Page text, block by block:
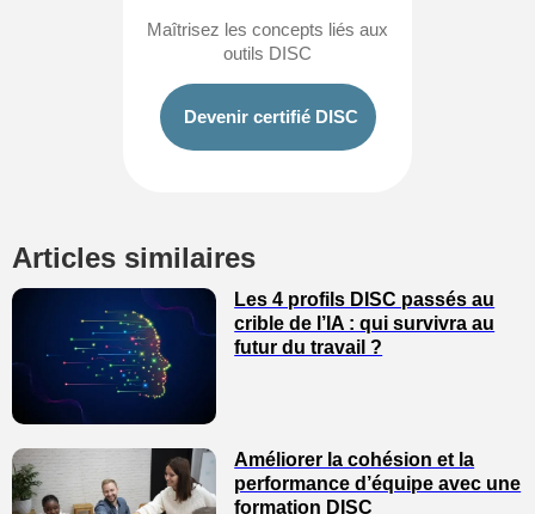
Maîtrisez les concepts liés aux
outils DISC
Devenir certifié DISC
Articles similaires
Les 4 profils DISC passés au
crible de l’IA : qui survivra au
futur du travail ?
Améliorer la cohésion et la
performance d’équipe avec une
formation DISC